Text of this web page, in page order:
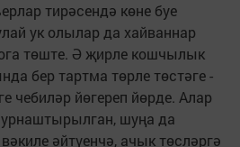
тирәсендә көне буе
ук олылар да хайваннар
төште. Ә җирле кошчылык
бер тартма төрле төстәге -
чебиләр йөгереп йөрде. Алар
шуңа да
әйтүенчә, ачык төсләргә